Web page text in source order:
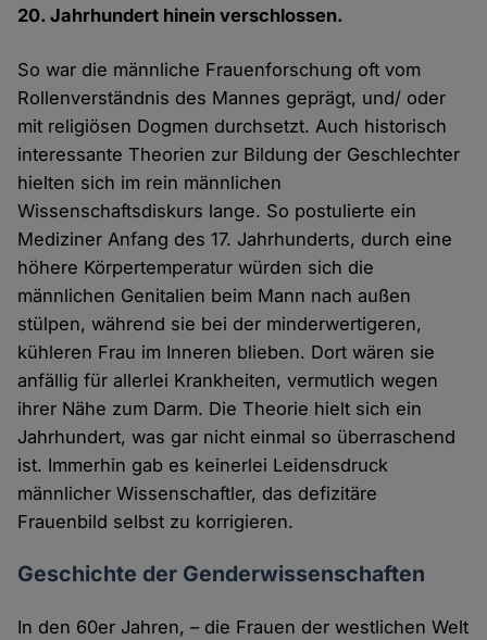
20. Jahrhundert hinein verschlossen.
So war die männliche Frauenforschung oft vom
Rollenverständnis des Mannes geprägt, und/ oder
mit religiösen Dogmen durchsetzt. Auch historisch
interessante Theorien zur Bildung der Geschlechter
hielten sich im rein männlichen
Wissenschaftsdiskurs lange. So postulierte ein
Mediziner Anfang des 17. Jahrhunderts, durch eine
höhere Körpertemperatur würden sich die
männlichen Genitalien beim Mann nach außen
stülpen, während sie bei der minderwertigeren,
kühleren Frau im Inneren blieben. Dort wären sie
anfällig für allerlei Krankheiten, vermutlich wegen
ihrer Nähe zum Darm. Die Theorie hielt sich ein
Jahrhundert, was gar nicht einmal so überraschend
ist. Immerhin gab es keinerlei Leidensdruck
männlicher Wissenschaftler, das defizitäre
Frauenbild selbst zu korrigieren.
Geschichte der Genderwissenschaften
In den 60er Jahren, – die Frauen der westlichen Welt